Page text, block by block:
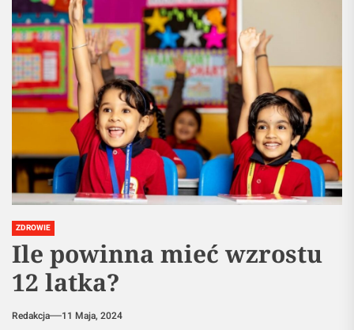
ZDROWIE
Ile powinna mieć wzrostu
12 latka?
Redakcja 11 Maja, 2024